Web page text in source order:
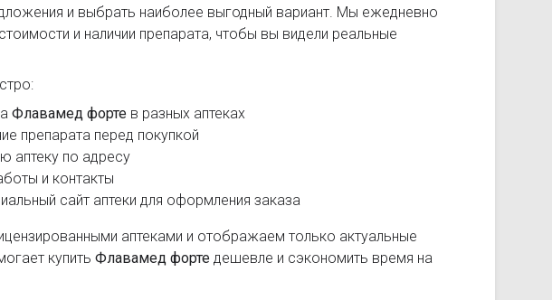
и выбрать наиболее выгодный вариант. Мы ежедневно
и наличии препарата, чтобы вы видели реальные
Флавамед форте в разных аптеках
препарата перед покупкой
аптеку по адресу
и контакты
сайт аптеки для оформления заказа
аптеками и отображаем только актуальные
купить Флавамед форте дешевле и сэкономить время на